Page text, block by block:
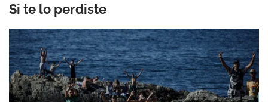
Si te lo perdiste